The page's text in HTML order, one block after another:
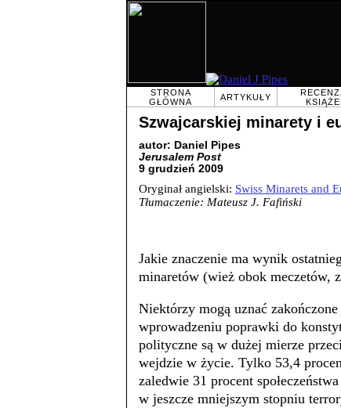
STRONA
GŁÓWNA
ARTYKUŁY
Szwajcarskiej minarety i
autor: Daniel Pipes
Jerusalem Post
9 grudzień 2009
Oryginał angielski: Swiss Minarets and
Tłumaczenie: Mateusz J. Fafiński
Jakie znaczenie ma wynik
minaretów (wież obok meczetów,
Niektórzy mogą uznać
wprowadzeniu poprawki do
polityczne są w dużej mierze
wejdzie w życie. Tylko 53,4
zaledwie 31 procent
w jeszcze mniejszym stopniu